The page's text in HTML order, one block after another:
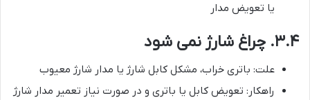
یا تعویض مدار
۳.۴. چراغ شارژ نمی شود
علت: باتری خراب، مشکل کابل شارژ یا مدار شارژ معیوب
راهکار: تعویض کابل یا باتری و در صورت نیاز تعمیر مدار شارژ